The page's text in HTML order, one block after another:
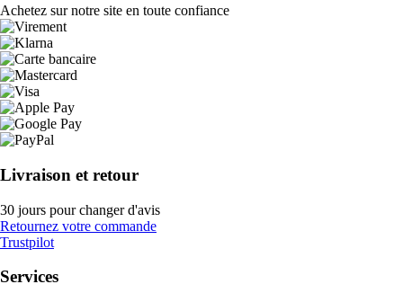
Achetez sur notre site en toute confiance
Livraison et retour
30 jours pour changer d'avis
Retournez votre commande
Trustpilot
Services